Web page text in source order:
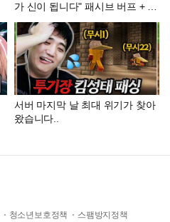
가 신이 됩니다" 패시브 버프 + 극
AP 풀코어로 "포킹의 악마" 그 자
체가 돼버린 W 올인 괴물 카이사
출현.. 이거 지금 못 막습니다
서버 마지막 날 최대 위기가 찾아
왔습니다..
청소년보호정책 스팸방지정책